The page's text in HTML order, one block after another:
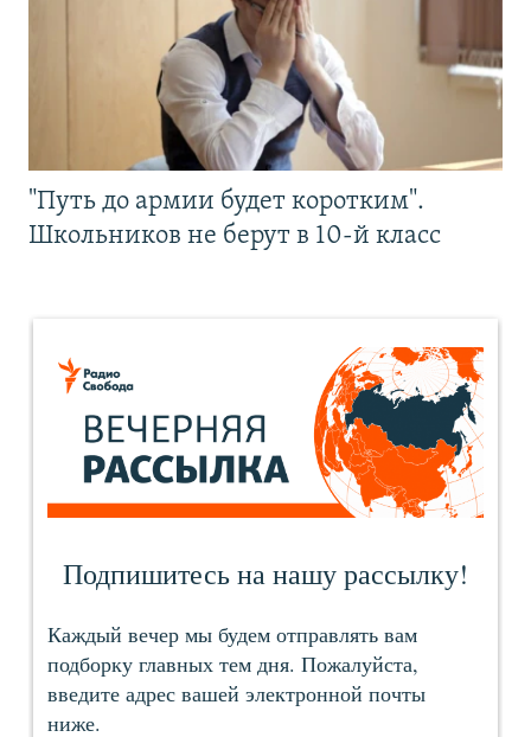
"Путь до армии будет коротким".
Школьников не берут в 10-й класс